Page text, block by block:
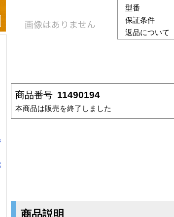
型番
保証条件
返品について
商品番号 11490194
本商品は販売を終了しました
商品説明